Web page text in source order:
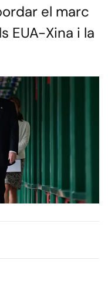
el marc
EUA-Xina i la